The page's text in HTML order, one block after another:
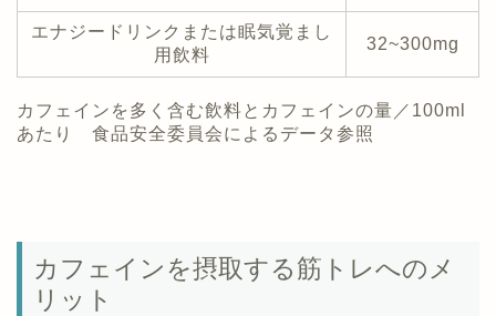
エナジードリンクまたは眠気覚まし
用飲料
32~300mg
カフェインを多く含む飲料とカフェインの量／100ml
あたり 食品安全委員会によるデータ参照
カフェインを摂取する筋トレへのメ
リット